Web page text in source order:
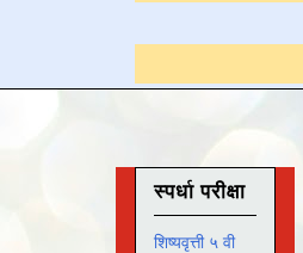
Online
स्पर्धा परीक्षा
शिष्यवृत्ती ५ वी